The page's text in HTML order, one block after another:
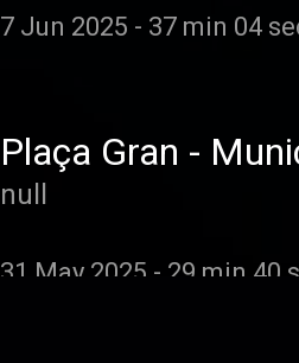
7 Jun 2025 - 37 min 04
Plaça Gran -
null
31 May 2025 - 29 min 40